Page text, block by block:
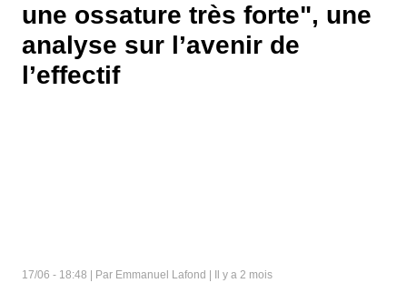
une ossature très forte", une
analyse sur l’avenir de
l’effectif
17/06 - 18:48 | Par Emmanuel Lafond | Il y a 2 mois